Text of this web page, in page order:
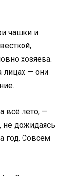
чашки и
хозяева.
лицах — они
всё лето, —
не дожидаясь
год. Совсем